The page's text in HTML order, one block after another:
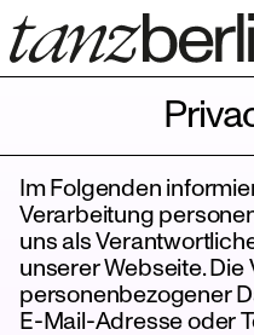
Im Folgenden
Verarbeitung
uns als
unserer Webseite. Die
personenbezogener
E-Mail-Adresse oder